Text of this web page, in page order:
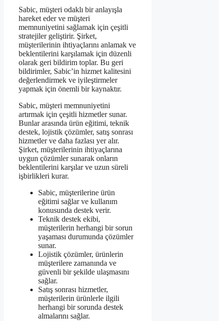
Sabic, müşteri odaklı bir anlayışla
hareket eder ve müşteri
memnuniyetini sağlamak için çeşitli
stratejiler geliştirir. Şirket,
müşterilerinin ihtiyaçlarını anlamak ve
beklentilerini karşılamak için düzenli
olarak geri bildirim toplar. Bu geri
bildirimler, Sabic’in hizmet kalitesini
değerlendirmek ve iyileştirmeler
yapmak için önemli bir kaynaktır.
Sabic, müşteri memnuniyetini
artırmak için çeşitli hizmetler sunar.
Bunlar arasında ürün eğitimi, teknik
destek, lojistik çözümler, satış sonrası
hizmetler ve daha fazlası yer alır.
Şirket, müşterilerinin ihtiyaçlarına
uygun çözümler sunarak onların
beklentilerini karşılar ve uzun süreli
işbirlikleri kurar.
Sabic, müşterilerine ürün
eğitimi sağlar ve kullanım
konusunda destek verir.
Teknik destek ekibi,
müşterilerin herhangi bir sorun
yaşaması durumunda çözümler
sunar.
Lojistik çözümler, ürünlerin
müşterilere zamanında ve
güvenli bir şekilde ulaşmasını
sağlar.
Satış sonrası hizmetler,
müşterilerin ürünlerle ilgili
herhangi bir sorunda destek
almalarını sağlar.